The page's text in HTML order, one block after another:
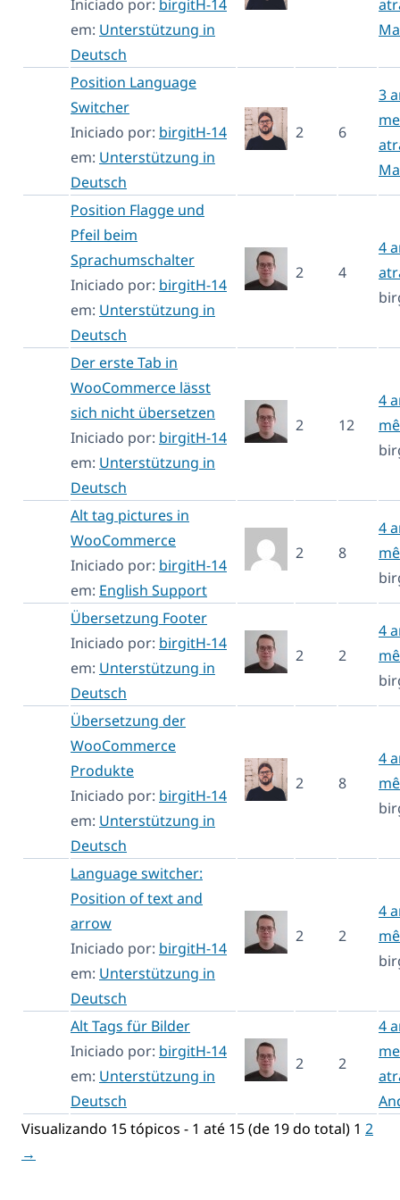
Iniciado por: birgitH-14
em: Unterstützung in
Deutsch
Position Language
Switcher
Iniciado por: birgitH-14
em: Unterstützung in
Deutsch
2 6
3
Position Flagge und
Pfeil beim
Sprachumschalter
Iniciado por: birgitH-14
em: Unterstützung in
Deutsch
2 4
4
Der erste Tab in
WooCommerce lässt
sich nicht übersetzen
Iniciado por: birgitH-14
em: Unterstützung in
Deutsch
2 12
4
Alt tag pictures in
WooCommerce
Iniciado por: birgitH-14
em: English Support
2 8
4
Übersetzung Footer
Iniciado por: birgitH-14
em: Unterstützung in
Deutsch
2 2
4
Übersetzung der
WooCommerce
Produkte
Iniciado por: birgitH-14
em: Unterstützung in
Deutsch
2 8
4
Language switcher:
Position of text and
arrow
Iniciado por: birgitH-14
em: Unterstützung in
Deutsch
2 2
4
Alt Tags für Bilder
Iniciado por: birgitH-14
em: Unterstützung in
Deutsch
2 2
4
Visualizando 15 tópicos - 1 até 15 (de 19 do total) 1 2
→